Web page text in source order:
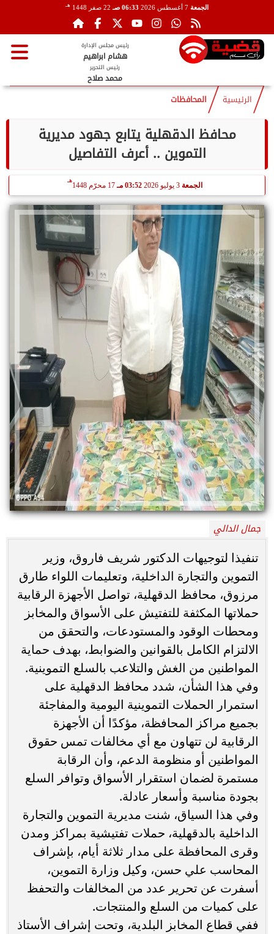
الجمعة 06:33 صـ 22 صفر 1448 هـ
رئيس مجلس الإدارة
هشام ابراهيم
رئيس التحرير
محمد صلاح
الرئيسية المحافظات
محافظ الدقهلية يتابع جهود مديرية
التموين .. أعرف التفاصيل
الجمعة 3 يوليو 2026 03:52 مـ 17 محرّم 1448
هـ
جمال الدالي
تنفيذا لتوجيهات الدكتور شريف فاروق، وزير
التموين والتجارة الداخلية، وتعليمات اللواء طارق
مرزوق، محافظ الدقهلية، تواصل الأجهزة الرقابية
حملاتها المكثفة للتفتيش على الأسواق والمخابز
ومحطات الوقود والمستودعات، والتحقق من
الالتزام الكامل بالقوانين والضوابط، بهدف حماية
المواطنين من الغش والتلاعب بالسلع التموينية.
وفي هذا الشأن، شدد محافظ الدقهلية على
استمرار الحملات التموينية اليومية والمفاجئة
بجميع مراكز المحافظة، مؤكدًا أن الأجهزة
الرقابية لن تتهاون مع أي مخالفات تمس حقوق
المواطنين أو منظومة الدعم، وأن الرقابة
مستمرة لضمان استقرار الأسواق وتوافر السلع
بجودة مناسبة وأسعار عادلة.
وفي هذا السياق، شنت مديرية التموين والتجارة
الداخلية بالدقهلية، حملات تفتيشية بمراكز ومدن
وقرى المحافظة على مدار ثلاثة أيام، بإشراف
المحاسب علي حسن، وكيل وزارة التموين،
أسفرت عن تحرير عدد من المخالفات والتحفظ
على كميات من السلع والمنتجات.
ففي قطاع المخابز البلدية، وتحت إشراف الأستاذ